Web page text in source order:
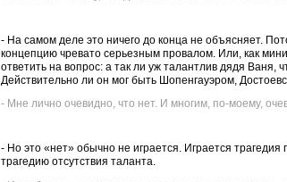
- На самом деле это ничего до конца не объясняет.
концепцию чревато серьезным провалом. Или, как
ответить на вопрос: а так ли уж талантлив дядя Ваня,
Действительно ли он мог быть Шопенгауэром,
- Мне лично очевидно, что нет. И многим, по-моему,
- Но это «нет» обычно не играется. Играется трагедия
трагедию отсутствия таланта.